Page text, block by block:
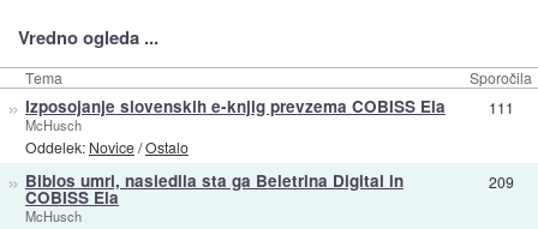
Vredno ogleda ...
Tema Sporočila
» Izposojanje slovenskih e-knjig prevzema COBISS Ela
McHusch
Oddelek: Novice/Ostalo
111
» Biblos umrl, nasledila sta ga Beletrina Digital in
COBISS Ela
McHusch
209